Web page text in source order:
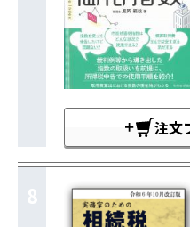
注文
8